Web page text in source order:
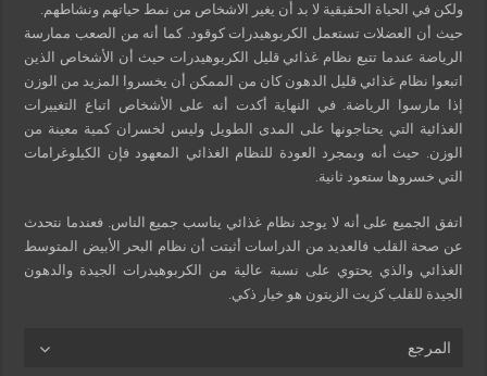
ولكن في الحياة الحقيقية لا بد أن يغير الاشخاص من نمط حياتهم ونشاطهم.
حيث أن العضلات تستعمل الكربوهيدرات كوقود. كما أنه من الصعب ممارسة
الرياضة عندما تتبع نظام غذائي قليل الكربوهيدرات حيث أن الأشخاص الذين
اتبعوا نظام غذائي قليل الدهون كان من الممكن أن يخسروا المزيد من الوزن
إذا مارسوا الرياضة. في النهاية أكدت أنه على الأشخاص اتباع التغييرات
الغذائية التي يحتاجونها على المدى الطويل وليس لخسران كمية معينة من
الوزن. حيث أنه وبمجرد العودة للنظام الغذائي المعهود فإن الكيلوغرامات
التي خسروها ستعود ثانية.
اتفق الجميع على أنه لا يوجد نظام غذائي يناسب جميع الناس. فعندما نتحدث
عن صحة القلب فالعديد من الدراسات أثبتت أن نظام البحر الأبيض المتوسط
الغذائي والذي يحتوي على نسبة عالية من الكربوهيدرات الجيدة والدهون
الجيدة للقلب كزيت الزيتون هو خيار ذكي.
المرجع